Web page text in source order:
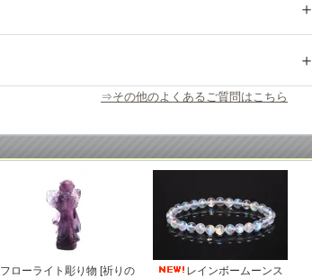
⇒その他のよくあるご質問はこちら
フローライト彫り物 [祈りの
レインボームーンス